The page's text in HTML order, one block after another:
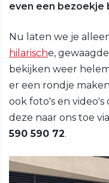
even een bezoekje
Nu laten we je
hilarische,
bekijken weer
er een rondje
ook foto's en
deze naar ons toe
590 590 72.